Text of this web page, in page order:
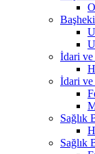
İdari
İdari ve
Sağlık
Sağlık